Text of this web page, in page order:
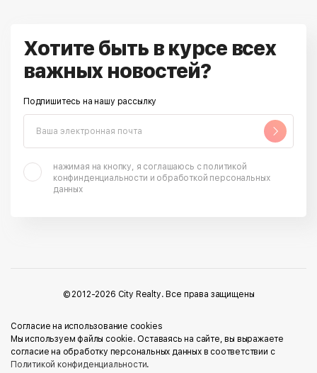
Хотите быть в курсе всех
важных новостей?
Подпишитесь на нашу рассылку
нажимая на кнопку, я соглашаюсь с политикой
конфинденциальности и обработкой персональных
данных
© 2012-2026 City Realty. Все права защищены
Cогласие на использование cookies
Мы используем файлы cookie. Оставаясь на сайте, вы выражаете
согласие на обработку персональных данных в соответствии с
Политикой конфиденциальности.